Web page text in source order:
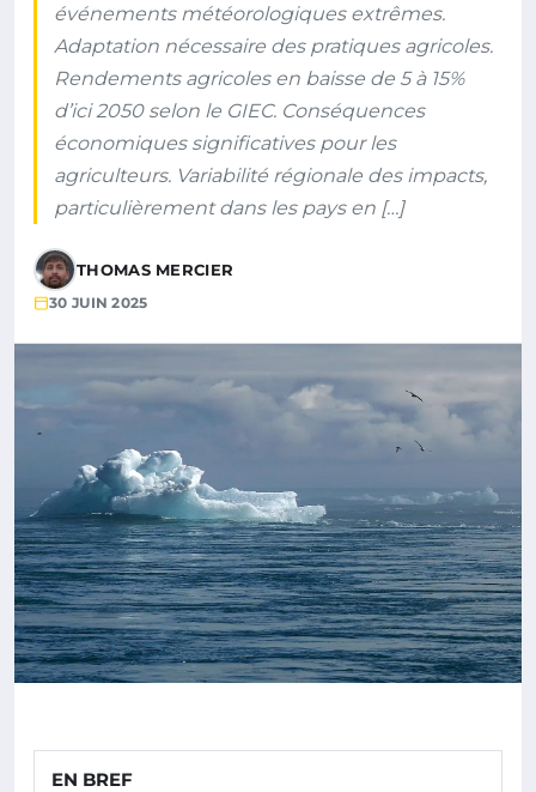
événements météorologiques extrêmes.
Adaptation nécessaire des pratiques agricoles.
Rendements agricoles en baisse de 5 à 15%
d’ici 2050 selon le GIEC. Conséquences
économiques significatives pour les
agriculteurs. Variabilité régionale des impacts,
particulièrement dans les pays en […]
THOMAS MERCIER
30 JUIN 2025
EN BREF